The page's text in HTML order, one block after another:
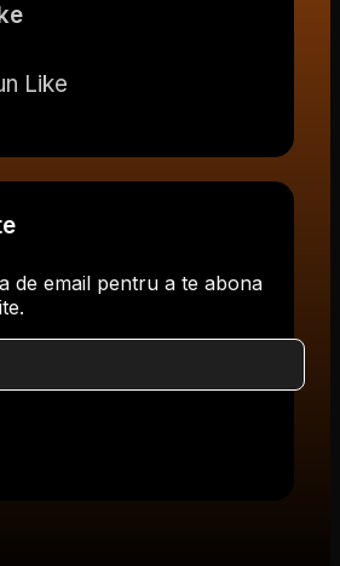
Like
de email pentru a te abona